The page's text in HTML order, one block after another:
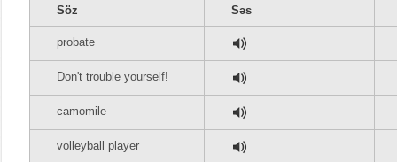
Söz Səs
probate
Don't trouble yourself!
camomile
volleyball player